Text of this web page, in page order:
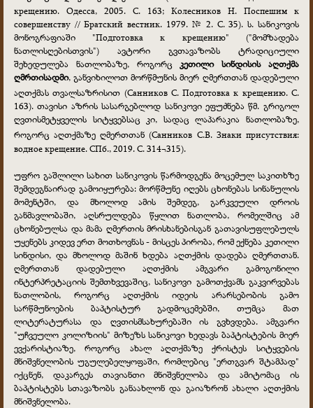
крещению. Одесса, 2005. С. 163; Колесников Н. Поспешим к
совершенству // Братский вестник. 1979. № 2. С. 35). ს. სანიკოვის
მონოგრაფიაში "Подготовка к крещению" ("მომზადება
ნათლისღებისთვის") ავტორი გვთავაზობს ტრადიციული
შეხედულება ნათლობაზე, როგორცკეთილი სინდისის აღთქმა
ღმრთისადმი, განვიხილოთ მორწმუნის მიერ ღმერთთან დადებული
აღთქმას თვალსაზრისით (Санников С. Подготовка к крещению. С.
163). თავისი აზრის სასარგებლოდ სანიკოვი ეფუძნება წმ. გრიგოლ
ღვთისმეტყველის სიტყვებსაც კი, სადაც ლაპარაკია ნათლობაზე,
როგორც აღთქმაზე ღმერთთან (Санников С.В. Знаки присутствия:
водное крещение. СПб., 2019. С. 314¬315).
უფრო გაშლილი სახით სანიკოვის წარმოდგენა მოცემულ საკითხზე
შემდეგნაირად გამოიყურება: მორწმუნე იღებს ცხონებას სინანულის
მომენტში, და მხოლოდ ამის შემდეგ, გარკვეული დროის
განმავლობაში, აღსრულდება წყლით ნათლობა, რომელშიც ამ
ცხონებულსა და მამა ღმერთის მრისხანებისგან გათავისუფლებულს
უყენებს კიდევ ერთ მოთხოვნას - მისცეს პირობა, რომ ექნება კეთილი
სინდისი, და მხოლოდ მაშინ ხდება აღთქმის დადება ღმერთთან.
ღმერთთან დადებული აღთქმის ამგვარი გამოგონილი
ინტერპრეტაციის შემთხვევაშიც, სანიკოვი გამოთქვამს გაკვირვებას
ნათლობის, როგორც აღთქმის იდეის არარსებობის გამო
სარწმუნოების ბაპტისტურ გადმოცემებში, თუმცა მათ
ლიტერატურასა და ღვთისმსახურებაში ის გვხვდება. ამგვარი
"უჩვეულო კოლიზიის" მიზეზს სანიკოვი ხედავს ბაპტისტების მიერ
ევქარისტიაზე, როგორც ახალ აღთქმაზე ქრისტეს სიტყვების
მნიშვნელობის უგულებელყოფაში, რომლებიც "ერთგვარ შტამპად"
იქცნენ, დაკარგეს თავიანთი მნიშვნელობა და ამიტომაც ის
ბაპტისტებს სთავაზობს განაახლონ და გაიაზრონ ახალი აღთქმის
მნიშვნელობა.